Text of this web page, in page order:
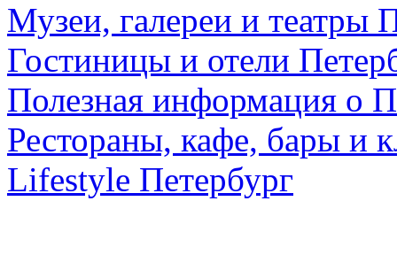
Музеи, галереи и театры
Гостиницы и отели
Полезная информация о
Рестораны, кафе, бары и
Lifestyle Петербург